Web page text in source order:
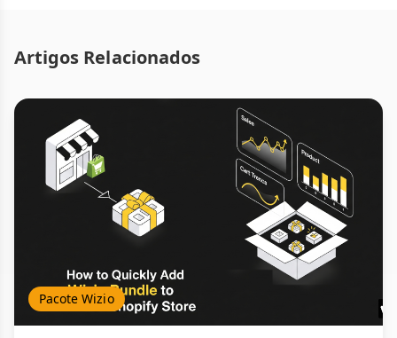
Artigos Relacionados
Pacote Wizio